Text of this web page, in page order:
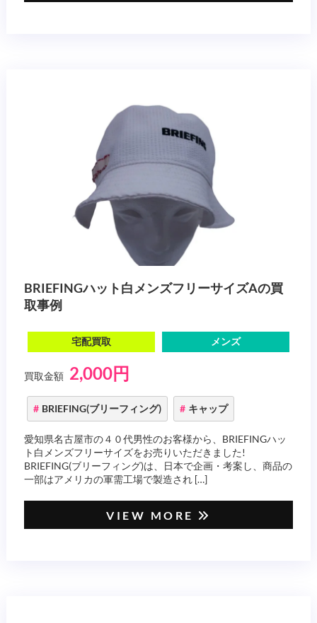
BRIEFINGハット白メンズフリーサイズAの買
取事例
宅配買取 メンズ
買取金額 2,000円
BRIEFING(ブリーフィング) キャップ
愛知県名古屋市の４０代男性のお客様から、BRIEFINGハッ
ト白メンズフリーサイズをお売りいただきました!
BRIEFING(ブリーフィング)は、日本で企画・考案し、商品の
一部はアメリカの軍需工場で製造され […]
VIEW MORE